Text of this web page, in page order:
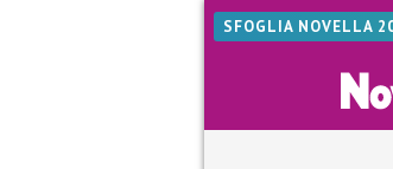
SFOGLIA NOVELLA